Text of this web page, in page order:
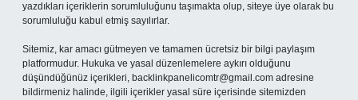
yazdıkları içeriklerin sorumluluğunu taşımakta olup, siteye üye olarak bu
sorumluluğu kabul etmiş sayılırlar.
Sitemiz, kar amacı gütmeyen ve tamamen ücretsiz bir bilgi paylaşım
platformudur. Hukuka ve yasal düzenlemelere aykırı olduğunu
düşündüğünüz içerikleri, backlinkpanelicomtr@gmail.com adresine
bildirmeniz halinde, ilgili içerikler yasal süre içerisinde sitemizden